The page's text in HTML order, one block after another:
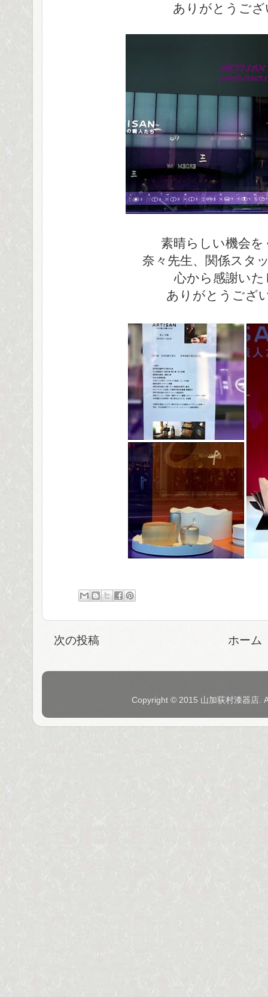
ありがとうご
素晴らしい機会
奈々先生、関係スタ
心から感謝い
ありがとうござ
次の投稿 ホーム
Copyright © 2015 山加荻村漆器店.